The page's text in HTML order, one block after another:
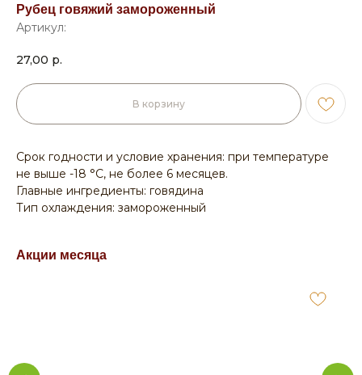
Рубец говяжий замороженный
Артикул:
27,00 р.
В корзину
Срок годности и условие хранения: при температуре
не выше -18 °C, не более 6 месяцев.
Главные ингредиенты: говядина
Тип охлаждения: замороженный
Акции месяца